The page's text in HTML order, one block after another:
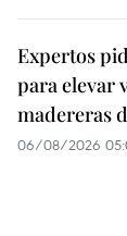
Expertos
para elevar
madereras
06/08/2026